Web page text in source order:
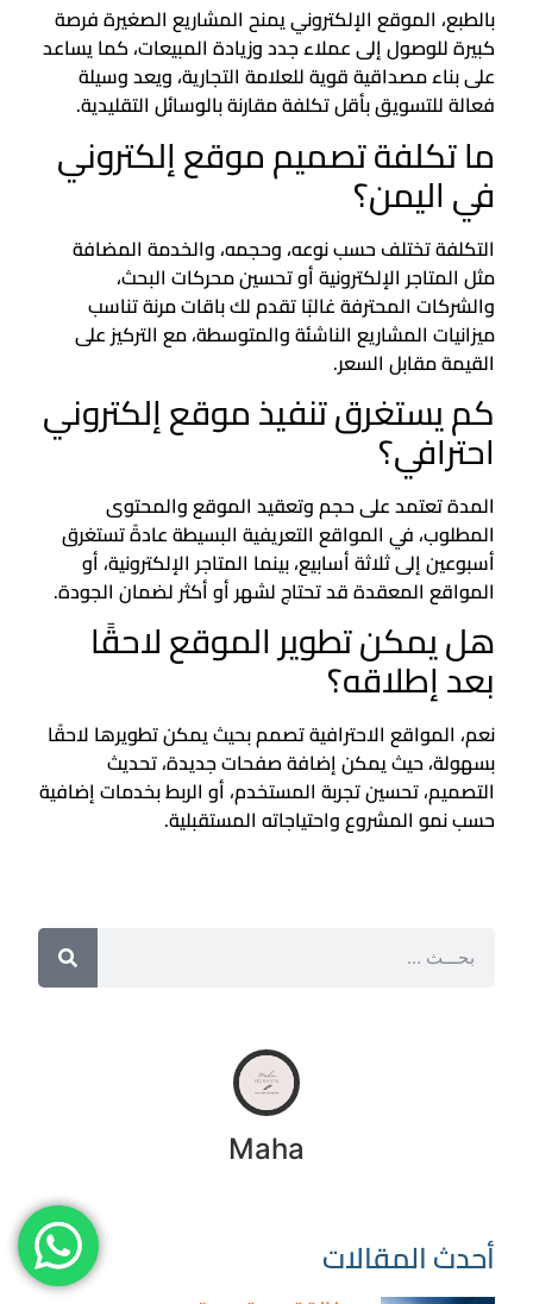
بالطبع، الموقع الإلكتروني يمنح المشاريع الصغيرة فرصة
كبيرة للوصول إلى عملاء جدد وزيادة المبيعات، كما يساعد
على بناء مصداقية قوية للعلامة التجارية، ويعد وسيلة
فعالة للتسويق بأقل تكلفة مقارنة بالوسائل التقليدية.
ما تكلفة تصميم موقع إلكتروني
في اليمن؟
التكلفة تختلف حسب نوعه، وحجمه، والخدمة المضافة
مثل المتاجر الإلكترونية أو تحسين محركات البحث،
والشركات المحترفة غالبًا تقدم لك باقات مرنة تناسب
ميزانيات المشاريع الناشئة والمتوسطة، مع التركيز على
القيمة مقابل السعر.
كم يستغرق تنفيذ موقع إلكتروني
احترافي؟
المدة تعتمد على حجم وتعقيد الموقع والمحتوى
المطلوب، في المواقع التعريفية البسيطة عادةً تستغرق
أسبوعين إلى ثلاثة أسابيع، بينما المتاجر الإلكترونية، أو
المواقع المعقدة قد تحتاج لشهر أو أكثر لضمان الجودة.
هل يمكن تطوير الموقع لاحقًا
بعد إطلاقه؟
نعم، المواقع الاحترافية تصمم بحيث يمكن تطويرها لاحقًا
بسهولة، حيث يمكن إضافة صفحات جديدة، تحديث
التصميم، تحسين تجربة المستخدم، أو الربط بخدمات إضافية
حسب نمو المشروع واحتياجاته المستقبلية.
Maha
أحدث المقالات